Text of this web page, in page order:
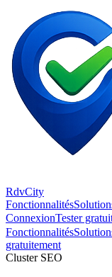
RdvCity
Fonctionnalités
ConnexionTester
Fonctionnalités
gratuitement
Cluster SEO